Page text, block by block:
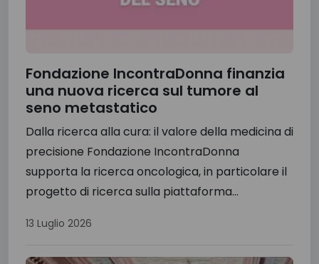
Fondazione IncontraDonna finanzia
una nuova ricerca sul tumore al
seno metastatico
Dalla ricerca alla cura: il valore della medicina di
precisione Fondazione IncontraDonna
supporta la ricerca oncologica, in particolare il
progetto di ricerca sulla piattaforma...
13 Luglio 2026